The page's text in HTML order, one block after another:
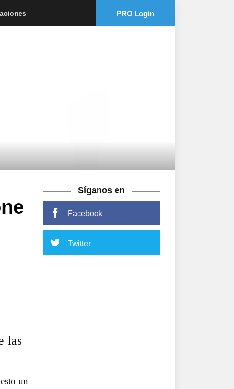
PRO Login
las
un
Síganos en
Facebook
Twitter